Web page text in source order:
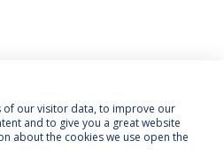
of our visitor data, to improve our
and to give you a great website
about the cookies we use open the